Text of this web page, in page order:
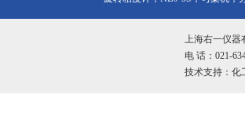
上海右一仪器
电 话：021-
技术支持： 化